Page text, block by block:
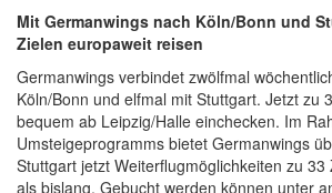
Mit Germanwings nach Köln/Bonn und
Zielen europaweit reisen
Germanwings verbindet zwölfmal
Köln/Bonn und elfmal mit Stuttgart. Jetzt zu
bequem ab Leipzig/Halle einchecken. Im
Umsteigeprogramms bietet Germanwings
Stuttgart jetzt Weiterflugmöglichkeiten zu
als bislang. Gebucht werden können unter